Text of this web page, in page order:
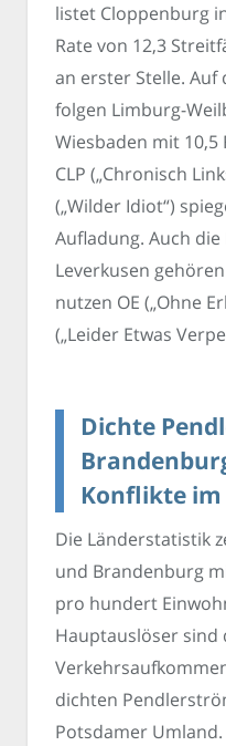
listet Cloppenburg
Rate von 12,3
an erster Stelle. Auf
folgen Limburg-
Wiesbaden mit 10,5
CLP („Chronisch
(„Wilder Idiot“)
Aufladung. Auch die
Leverkusen
nutzen OE („Ohne
(„Leider Etwas
Dichte
Konflikte
Die Länderstatistik
und Brandenburg
pro hundert
Hauptauslöser sind
dichten
Potsdamer